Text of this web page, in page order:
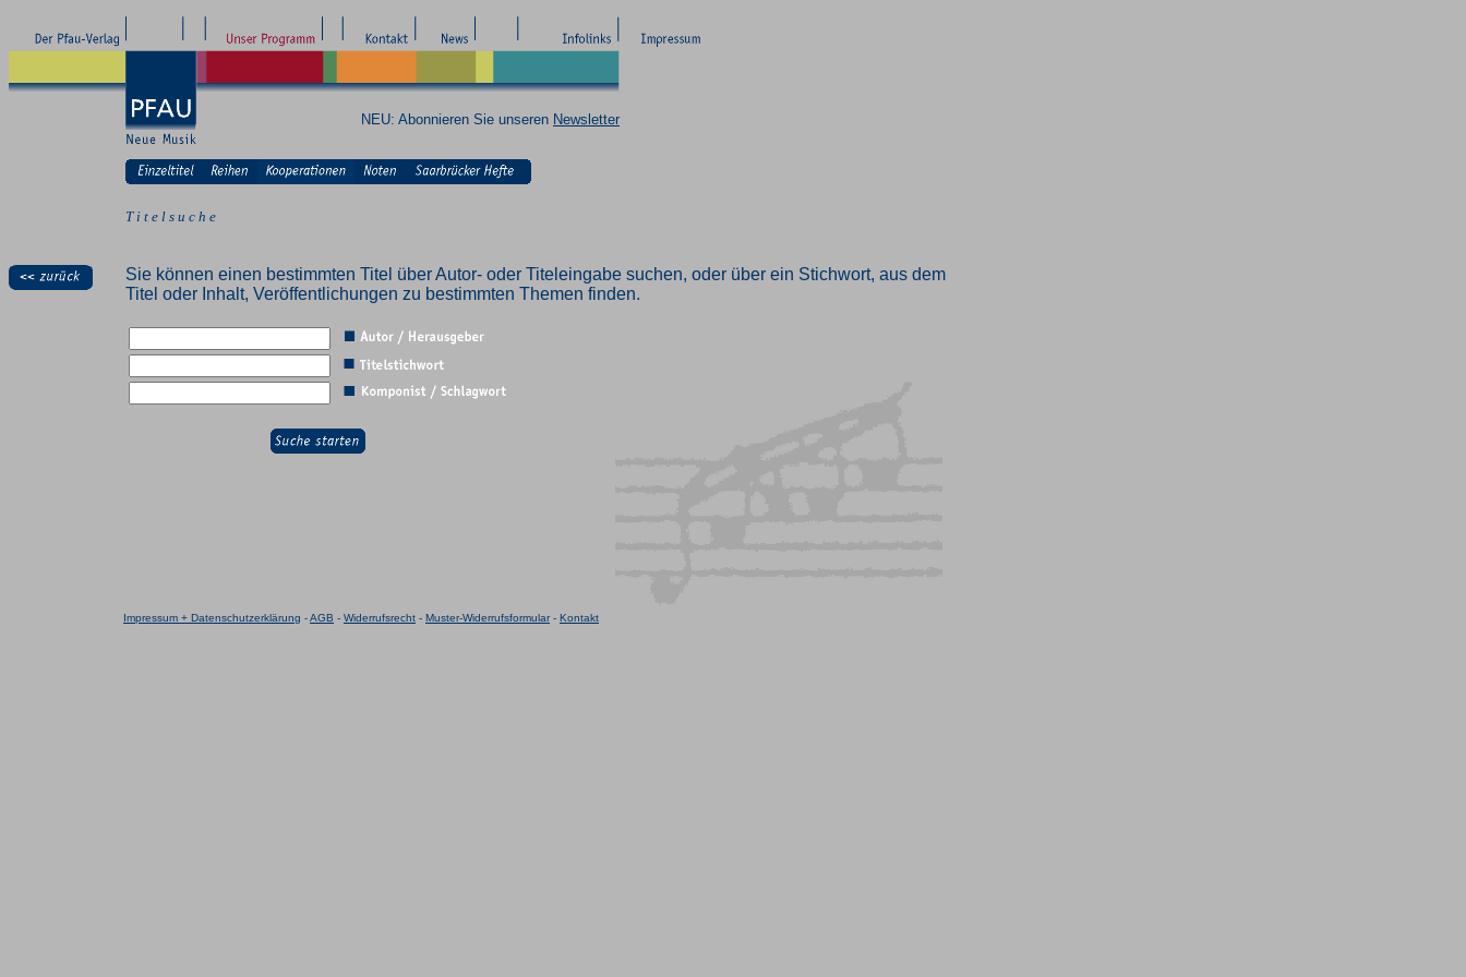
NEU: Abonnieren Sie unseren Newsletter
T i t e l s u c h e
Sie können einen bestimmten Titel über Autor- oder Titeleingabe suchen, oder über ein Stichwort, aus dem
Titel oder Inhalt, Veröffentlichungen zu bestimmten Themen finden.
Impressum + Datenschutzerklärung -AGB - Widerrufsrecht - Muster-Widerrufsformular- Kontakt